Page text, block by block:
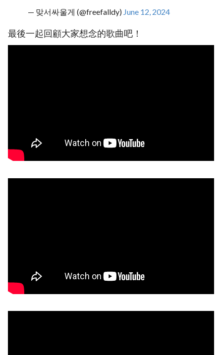
— 맞서싸울게 (@freefalldy) June 12, 2024
最後一起回顧大家想念的歌曲吧！